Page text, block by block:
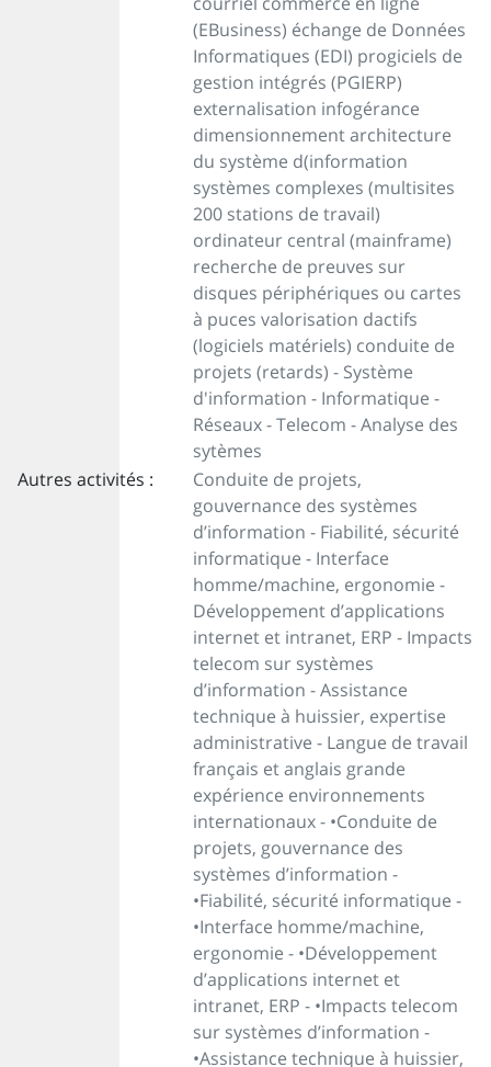
(EBusiness) échange de Données
Informatiques (EDI) progiciels de
gestion intégrés (PGIERP)
externalisation infogérance
dimensionnement architecture
du système d(information
systèmes complexes (multisites
200 stations de travail)
ordinateur central (mainframe)
recherche de preuves sur
disques périphériques ou cartes
à puces valorisation dactifs
(logiciels matériels) conduite de
projets (retards) - Système
d'information - Informatique -
Réseaux - Telecom - Analyse des
sytèmes
Autres activités :
Conduite de projets,
gouvernance des systèmes
d’information - Fiabilité, sécurité
informatique - Interface
homme/machine, ergonomie -
Développement d’applications
internet et intranet, ERP - Impacts
telecom sur systèmes
d’information - Assistance
technique à huissier, expertise
administrative - Langue de travail
français et anglais grande
expérience environnements
internationaux - •Conduite de
projets, gouvernance des
systèmes d’information -
•Fiabilité, sécurité informatique -
•Interface homme/machine,
ergonomie - •Développement
d’applications internet et
intranet, ERP - •Impacts telecom
sur systèmes d’information -
•Assistance technique à huissier,